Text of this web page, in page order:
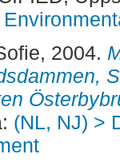
, 2004.
(NL, NJ) >